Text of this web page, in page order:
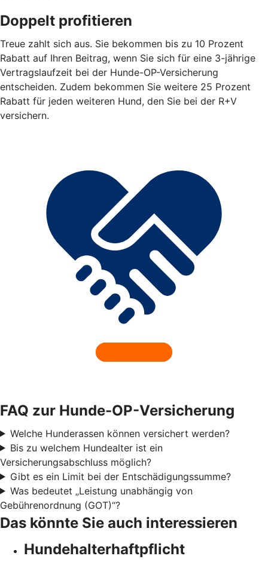
Doppelt profitieren
Treue zahlt sich aus. Sie bekommen bis zu 10 Prozent
Rabatt auf Ihren Beitrag, wenn Sie sich für eine 3-jährige
Vertragslaufzeit bei der Hunde-OP-Versicherung
entscheiden. Zudem bekommen Sie weitere 25 Prozent
Rabatt für jeden weiteren Hund, den Sie bei der R+V
versichern.
FAQ zur Hunde-OP-Versicherung
Welche Hunderassen können versichert werden?
Bis zu welchem Hundealter ist ein
Versicherungsabschluss möglich?
Gibt es ein Limit bei der Entschädigungssumme?
Was bedeutet „Leistung unabhängig von
Gebührenordnung (GOT)“?
Das könnte Sie auch interessieren
Hundehalter­haftpflicht